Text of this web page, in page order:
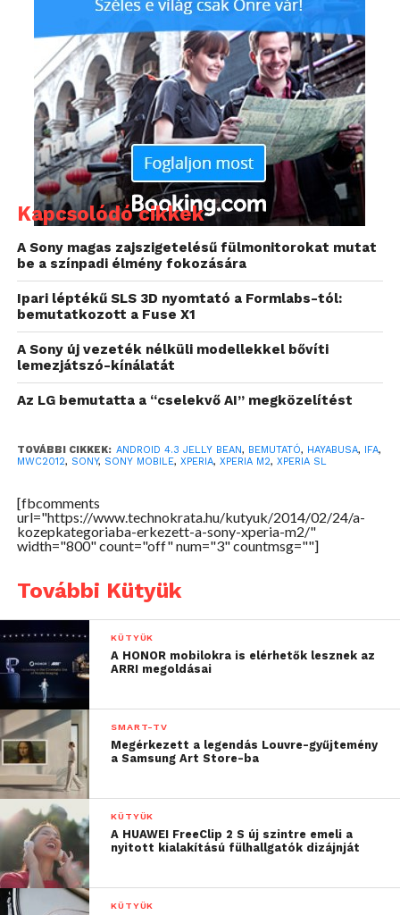
A 4,8″-es, 960 x 540 képpontos megjelenítővel
érkező telefonban egy négymagos, 1,2 GHz-
es Cortex-A7-es processzort találunk, 1 GB RAM és 8
GB beépített memória kíséretében. A hátoldalon
egy Exmor RS szenzorral megtámogatott, FullHD
felbontású videók felvételére képes 8 megapixeles
kamerát találunk melyhez egy LED villanó is
tartozik.
Az Android 4.3 Jelly Bean-nel piacra kerülő modell
repertoárjának része a HSPA támogatás, illetve
megtaláljuk még a WiFi-t, a Bluetooth 4.0-át, az NFC-
t, a GPS-t és az FM rádiót is. A megjelenés időpontját
és a pontos árat egyelőre nem árulta el a Sony.
Kapcsolódó cikkek
A Sony magas zajszigetelésű fülmonitorokat mutat
be a színpadi élmény fokozására
Ipari léptékű SLS 3D nyomtató a Formlabs-tól:
bemutatkozott a Fuse X1
A Sony új vezeték nélküli modellekkel bővíti
lemezjátszó-kínálatát
Az LG bemutatta a “cselekvő AI” megközelítést
TOVÁBBI CIKKEK: ANDROID 4.3 JELLY BEAN, BEMUTATÓ, HAYABUSA, IFA,
MWC2012, SONY, SONY MOBILE, XPERIA, XPERIA M2, XPERIA SL
[fbcomments
url="https://www.technokrata.hu/kutyuk/2014/02/24/a-
kozepkategoriaba-erkezett-a-sony-xperia-m2/"
width="800" count="off" num="3" countmsg=""]
További Kütyük
KÜTYÜK
A HONOR mobilokra is elérhetők lesznek az
ARRI megoldásai
SMART-TV
Megérkezett a legendás Louvre-gyűjtemény
a Samsung Art Store-ba
KÜTYÜK
A HUAWEI FreeClip 2 S új szintre emeli a
nyitott kialakítású fülhallgatók dizájnját
KÜTYÜK